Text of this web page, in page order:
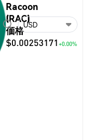
Racoon
(RAC)
価格
$0.00253171 +0.00%
USD